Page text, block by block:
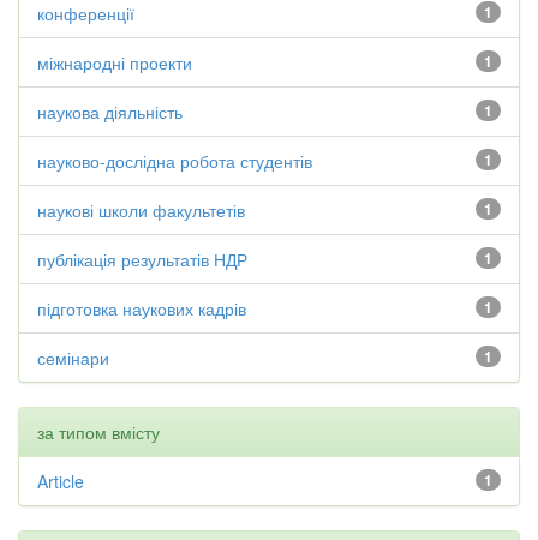
1
конференції
1
міжнародні проекти
1
наукова діяльність
1
науково-дослідна робота студентів
1
наукові школи факультетів
1
публікація результатів НДР
1
підготовка наукових кадрів
1
семінари
за типом вмісту
1
Article